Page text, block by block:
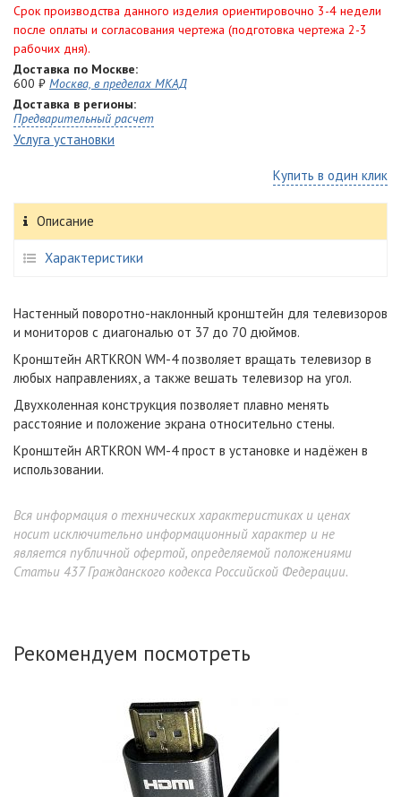
Срок производства данного изделия ориентировочно 3-4 недели
после оплаты и согласования чертежа (подготовка чертежа 2-3
рабочих дня).
Доставка по Москве:
600 ₽ Москва, в пределах МКАД
Доставка в регионы:
Предварительный расчет
Услуга установки
Купить в один клик
Описание
Характеристики
Настенный поворотно-наклонный кронштейн для телевизоров
и мониторов с диагональю от 37 до 70 дюймов.
Кронштейн ARTKRON WM-4 позволяет вращать телевизор в
любых направлениях, а также вешать телевизор на угол.
Двухколенная конструкция позволяет плавно менять
расстояние и положение экрана относительно стены.
Кронштейн ARTKRON WM-4 прост в установке и надёжен в
использовании.
Вся информация о технических характеристиках и ценах
носит исключительно информационный характер и не
является публичной офертой, определяемой положениями
Статьи 437 Гражданского кодекса Российской Федерации.
Рекомендуем посмотреть